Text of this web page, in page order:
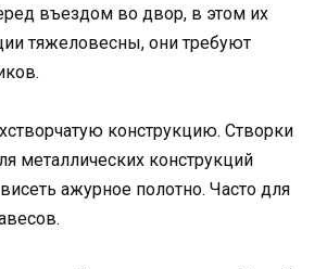
въездом во двор, в этом их
тяжеловесны, они требуют
конструкцию. Створки
металлических конструкций
ажурное полотно. Часто для